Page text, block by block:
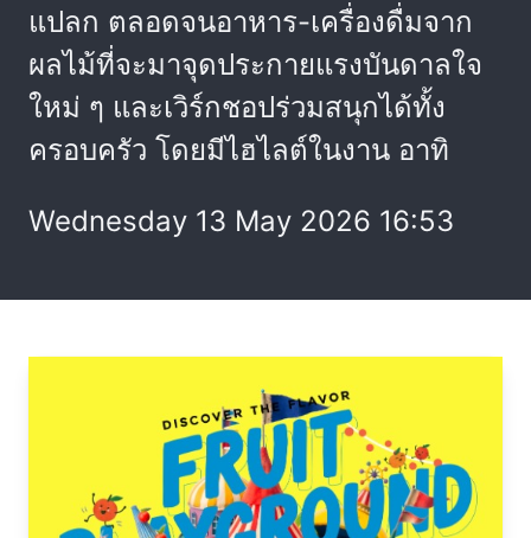
แปลก ตลอดจนอาหาร-เครื่องดื่มจาก
ผลไม้ที่จะมาจุดประกายแรงบันดาลใจ
ใหม่ ๆ และเวิร์กชอปร่วมสนุกได้ทั้ง
ครอบครัว โดยมีไฮไลต์ในงาน อาทิ
Wednesday 13 May 2026 16:53